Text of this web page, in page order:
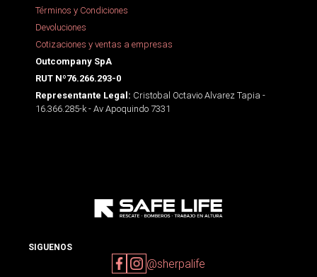
Términos y Condiciones
Devoluciones
Cotizaciones y ventas a empresas
Outcompany SpA
RUT Nº76.266.293-0
Representante Legal: Cristobal Octavio Alvarez Tapia -
16.366.285-k - Av Apoquindo 7331
SIGUENOS
@sherpalife